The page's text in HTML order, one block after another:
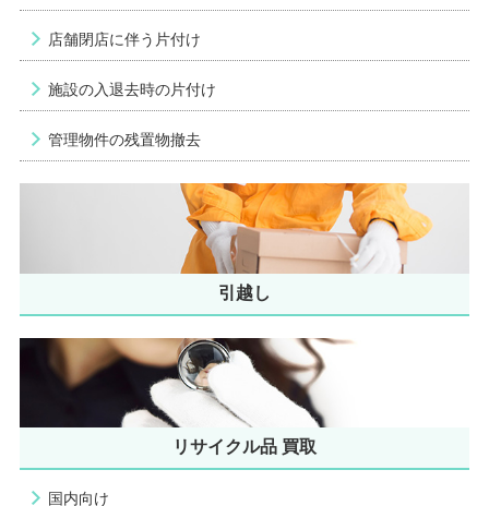
店舗閉店に伴う片付け
施設の入退去時の片付け
管理物件の残置物撤去
引越し
リサイクル品 買取
国内向け